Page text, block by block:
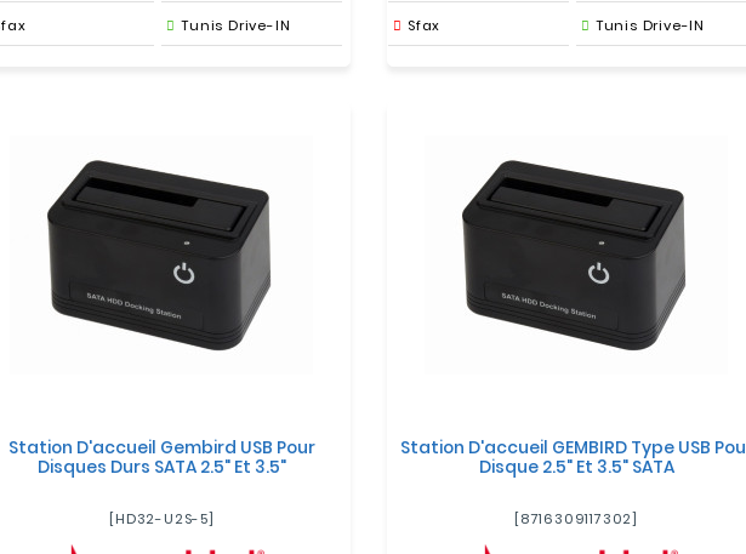
Tunis Drive-IN Sfax Tunis Drive-IN
Station D'accueil Gembird USB Pour
Disques Durs SATA 2.5" Et 3.5"
[HD32-U2S-5]
Station D'accueil GEMBIRD Type USB
Disque 2.5" Et 3.5" SATA
[8716309117302]